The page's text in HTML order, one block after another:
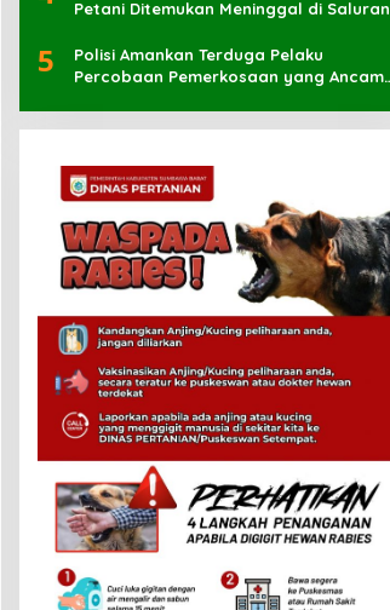
Petani Ditemukan Meninggal di Saluran
5
Polisi Amankan Terduga Pelaku
Percobaan Pemerkosaan yang Ancam